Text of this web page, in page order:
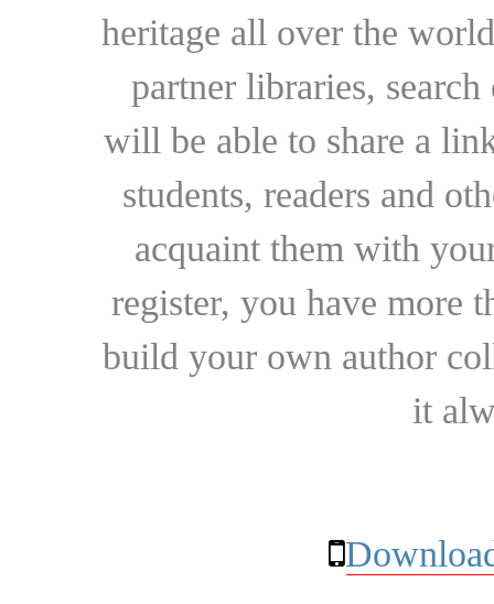
heritage all over the
partner libraries,
will be able to share a
students, readers and
acquaint them with
register, you have more
build your own author
it